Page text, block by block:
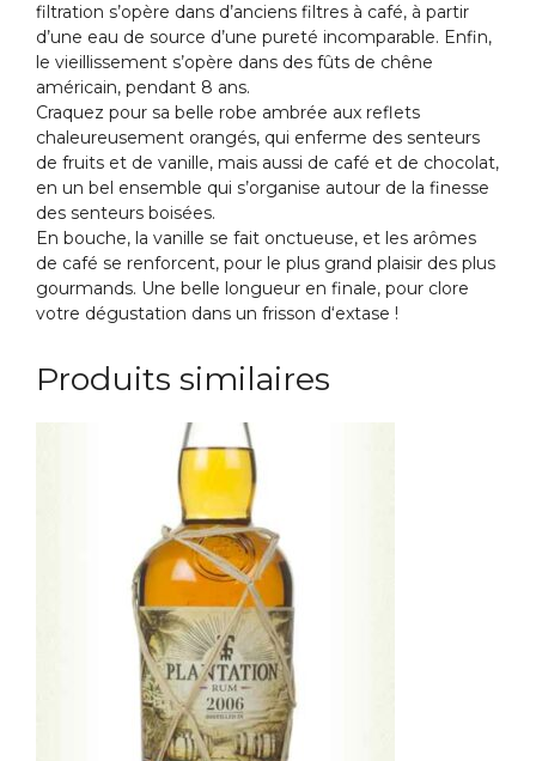
filtration s’opère dans d’anciens filtres à café, à partir
d’une eau de source d’une pureté incomparable. Enfin,
le vieillissement s’opère dans des fûts de chêne
américain, pendant 8 ans.
Craquez pour sa belle robe ambrée aux reflets
chaleureusement orangés, qui enferme des senteurs
de fruits et de vanille, mais aussi de café et de chocolat,
en un bel ensemble qui s’organise autour de la finesse
des senteurs boisées.
En bouche, la vanille se fait onctueuse, et les arômes
de café se renforcent, pour le plus grand plaisir des plus
gourmands. Une belle longueur en finale, pour clore
votre dégustation dans un frisson d‘extase !
Produits similaires